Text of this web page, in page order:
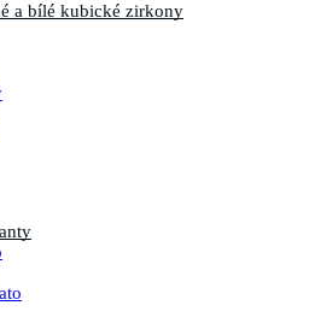
a bílé kubické zirkony